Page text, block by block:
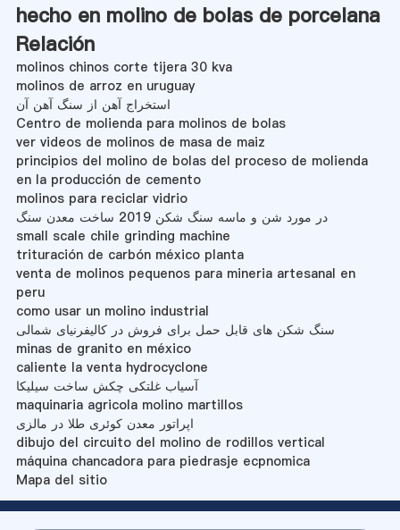
hecho en molino de bolas de porcelana
Relación
molinos chinos corte tijera 30 kva
molinos de arroz en uruguay
استخراج آهن از سنگ آهن آن
Centro de molienda para molinos de bolas
ver videos de molinos de masa de maiz
principios del molino de bolas del proceso de molienda
en la producción de cemento
molinos para reciclar vidrio
در مورد شن و ماسه سنگ شکن 2019 ساخت معدن سنگ
small scale chile grinding machine
trituración de carbón méxico planta
venta de molinos pequenos para mineria artesanal en
peru
como usar un molino industrial
سنگ شکن های قابل حمل برای فروش در کالیفرنیای شمالی
minas de granito en méxico
caliente la venta hydrocyclone
آسیاب غلتکی چکش ساخت سیلیکا
maquinaria agricola molino martillos
اپراتور معدن کوئری طلا در مالزی
dibujo del circuito del molino de rodillos vertical
máquina chancadora para piedrasje ecpnomica
Mapa del sitio